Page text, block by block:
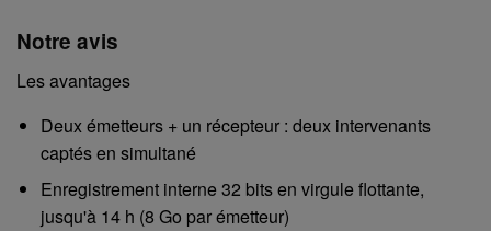
Notre avis
Les avantages
Deux émetteurs + un récepteur : deux intervenants
captés en simultané
Enregistrement interne 32 bits en virgule flottante,
jusqu'à 14 h (8 Go par émetteur)